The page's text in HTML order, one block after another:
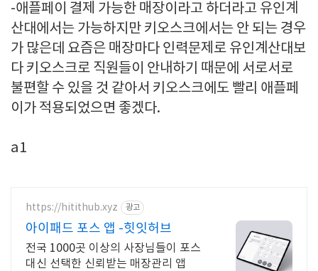
-애플페이 결제 가능한 매장이라고 하더라고 유인계
산대에서는 가능하지만 키오스크에서는 안 되는 경우
가 많은데 요즘은 매장마다 인력문제로 유인계산대보
다 키오스크로 직원들이 안내하기 때문에 서로서로
불편할 수 있을 것 같아서 키오스크에도 빨리 애플페
이가 적용되었으면 좋겠다.
a1
https://hitithub.xyz 광고
아이패드 포스 앱 -힛잇허브
전국 1000곳 이상의 사장님들이 포스
대신 선택한 신뢰받는 매장관리 앱